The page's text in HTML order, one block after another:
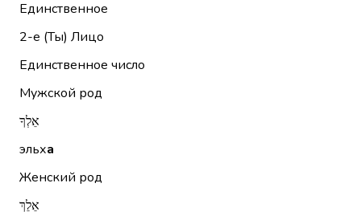
Единственное
2-е (Ты) Лицо
Единственное число
Мужской род
אֵלְךָ
эльха
Женский род
אֵלֵךְ